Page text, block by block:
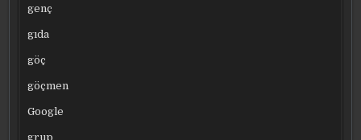
genç
gıda
göç
göçmen
Google
grup